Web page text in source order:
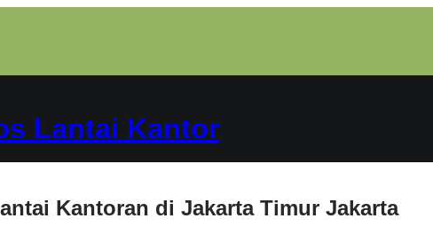
Lantai Kantor
Kantoran di Jakarta Timur Jakarta